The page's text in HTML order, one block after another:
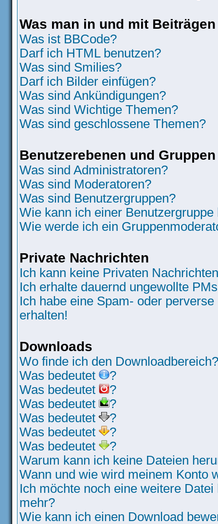
Was man in und mit
Was ist BBCode?
Darf ich HTML benutzen?
Was sind Smilies?
Darf ich Bilder einfügen?
Was sind Ankündigungen?
Was sind Wichtige Themen?
Was sind geschlossene Themen?
Benutzerebenen und Gruppen
Was sind Administratoren?
Was sind Moderatoren?
Was sind Benutzergruppen?
Wie kann ich einer Benutzergruppe
Wie werde ich ein
Private Nachrichten
Ich kann keine Privaten
Ich erhalte dauernd ungewollte
Ich habe eine Spam- oder
erhalten!
Downloads
Wo finde ich den Downloadbereich?
Was bedeutet
?
Was bedeutet
?
Was bedeutet
?
Was bedeutet
?
Was bedeutet
?
Was bedeutet
?
Warum kann ich keine Dateien
Wann und wie wird meinem Konto
Ich möchte noch eine weitere
mehr?
Wie kann ich einen Download